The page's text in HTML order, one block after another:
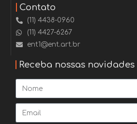
Contato
(11) 4438-0960
(11) 4427-6267
ent1@ent.art.br
Receba nossas novidades